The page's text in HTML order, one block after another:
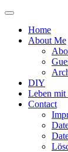
Menü
oder
ausblenden
Home
About Me
DIY
Leben
Contact